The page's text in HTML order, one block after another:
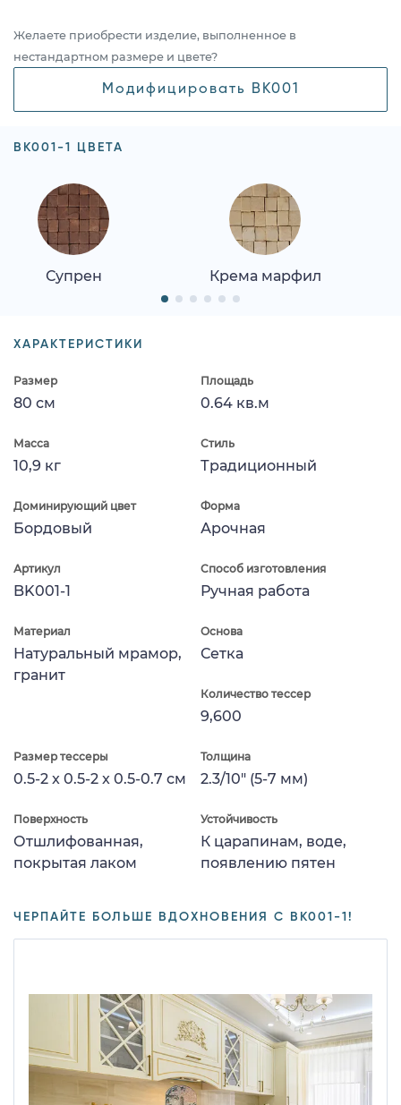
Желаете приобрести изделие, выполненное в
нестандартном размере и цвете?
Модифицировать BK001
BK001-1 ЦВЕТА
Супрен Крема марфил
ХАРАКТЕРИСТИКИ
Размер
80 см
Площадь
0.64 кв.м
Масса
10,9 кг
Стиль
Традиционный
Доминирующий цвет
Бордовый
Форма
Арочная
Артикул
BK001-1
Способ изготовления
Ручная работа
Материал
Натуральный мрамор,
гранит
Основа
Сетка
Количество тессер
9,600
Размер тессеры
0.5-2 x 0.5-2 x 0.5-0.7 см
Толщина
2.3/10" (5-7 мм)
Поверхность
Отшлифованная,
покрытая лаком
Устойчивость
К царапинам, воде,
появлению пятен
ЧЕРПАЙТЕ БОЛЬШЕ ВДОХНОВЕНИЯ С BK001-1!